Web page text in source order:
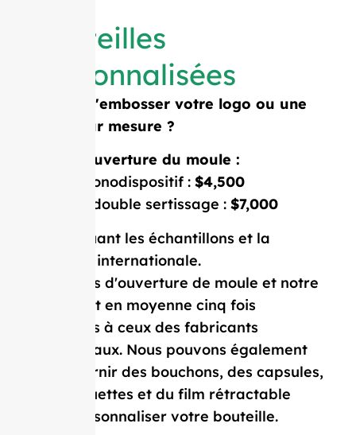
Bouteilles
personnalisées
Besoin d'embosser votre logo ou une
forme sur mesure ?
Coût d'ouverture du moule :
Moule monodispositif : $4,500
Moule à double sertissage : $7,000
Prix incluant les échantillons et la
livraison internationale.
Nos coûts d'ouverture de moule et notre
MOQ sont en moyenne cinq fois
inférieurs à ceux des fabricants
occidentaux. Nous pouvons également
vous fournir des bouchons, des capsules,
des étiquettes et du film rétractable
pour personnaliser votre bouteille.